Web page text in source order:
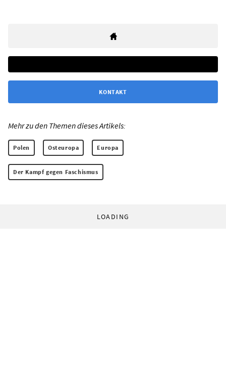
KONTAKT
Mehr zu den Themen dieses Artikels:
Polen Osteuropa Europa
Der Kampf gegen Faschismus
LOADING